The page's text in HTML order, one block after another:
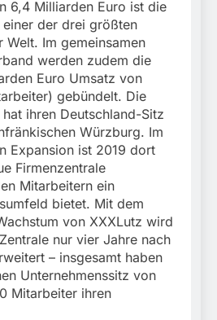
6,4 Milliarden Euro ist die
der drei größten
Welt. Im gemeinsamen
werden zudem die
Euro Umsatz von
gebündelt. Die
ihren Deutschland-Sitz
Würzburg. Im
Expansion ist 2019 dort
Firmenzentrale
Mitarbeitern ein
bietet. Mit dem
von XXXLutz wird
nur vier Jahre nach
– insgesamt haben
Unternehmenssitz von
Mitarbeiter ihren